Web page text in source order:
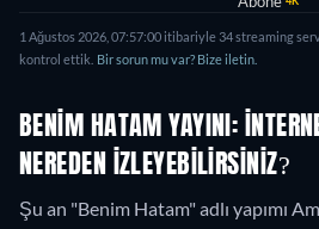
1 Ağustos 2026, 07:57:00 itibariyle 34 streaming
kontrol ettik. Bir sorun mu var? Bize iletin.
BENIM HATAM YAYINI:
NEREDEN IZLEYEBILIRSINIZ?
Şu an "Benim Hatam" adlı yapımı